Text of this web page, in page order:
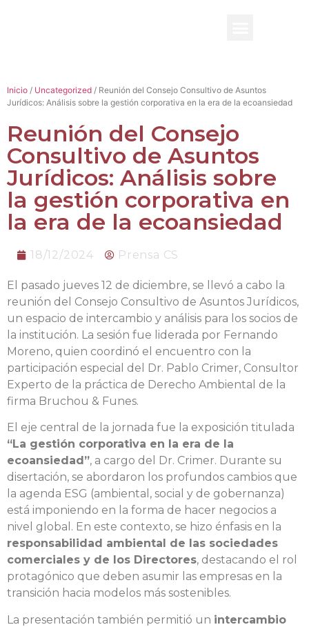
Inicio / Uncategorized / Reunión del Consejo Consultivo de Asuntos
Jurídicos: Análisis sobre la gestión corporativa en la era de la ecoansiedad
Reunión del Consejo
Consultivo de Asuntos
Jurídicos: Análisis sobre
la gestión corporativa en
la era de la ecoansiedad
18/12/2024 Prensa CS
El pasado jueves 12 de diciembre, se llevó a cabo la
reunión del Consejo Consultivo de Asuntos Jurídicos,
un espacio de intercambio y análisis para los socios de
la institución. La sesión fue liderada por Fernando
Moreno, quien coordinó el encuentro con la
participación especial del Dr. Pablo Crimer, Consultor
Experto de la práctica de Derecho Ambiental de la
firma Bruchou & Funes.
El eje central de la jornada fue la exposición titulada
“La gestión corporativa en la era de la
ecoansiedad”, a cargo del Dr. Crimer. Durante su
disertación, se abordaron los profundos cambios que
la agenda ESG (ambiental, social y de gobernanza)
está imponiendo en la forma de hacer negocios a
nivel global. En este contexto, se hizo énfasis en la
responsabilidad ambiental de las sociedades
comerciales y de los Directores, destacando el rol
protagónico que deben asumir las empresas en la
transición hacia modelos más sostenibles.
La presentación también permitió un intercambio